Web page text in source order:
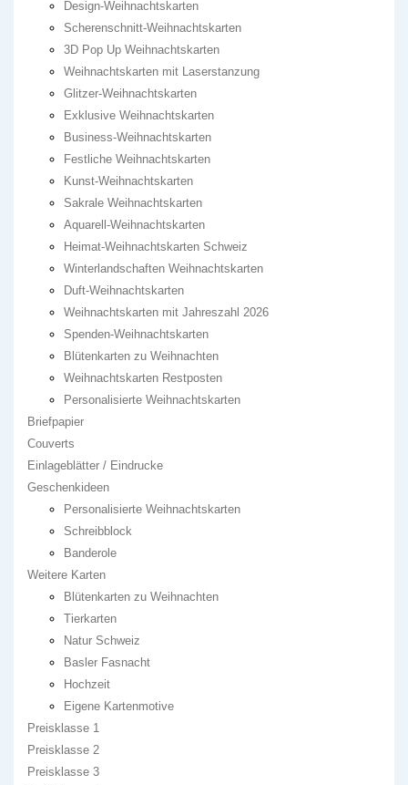
Design-Weihnachtskarten
Scherenschnitt-Weihnachtskarten
3D Pop Up Weihnachtskarten
Weihnachtskarten mit Laserstanzung
Glitzer-Weihnachtskarten
Exklusive Weihnachtskarten
Business-Weihnachtskarten
Festliche Weihnachtskarten
Kunst-Weihnachtskarten
Sakrale Weihnachtskarten
Aquarell-Weihnachtskarten
Heimat-Weihnachtskarten Schweiz
Winterlandschaften Weihnachtskarten
Duft-Weihnachtskarten
Weihnachtskarten mit Jahreszahl 2026
Spenden-Weihnachtskarten
Blütenkarten zu Weihnachten
Weihnachtskarten Restposten
Personalisierte Weihnachtskarten
Briefpapier
Couverts
Einlageblätter / Eindrucke
Geschenkideen
Personalisierte Weihnachtskarten
Schreibblock
Banderole
Weitere Karten
Blütenkarten zu Weihnachten
Tierkarten
Natur Schweiz
Basler Fasnacht
Hochzeit
Eigene Kartenmotive
Preisklasse 1
Preisklasse 2
Preisklasse 3